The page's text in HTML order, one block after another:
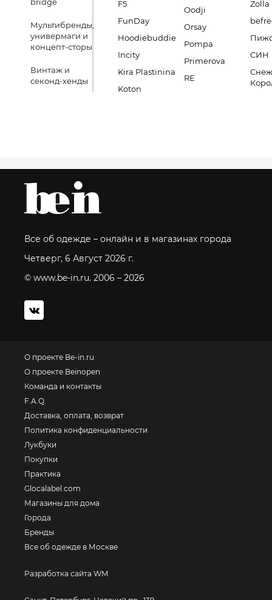
Мультибренды,
универмаги и
концепт-сторы
Винтаж и
секонд-хенды
F5
FunDay
Hoodiebuddie
Incity
Kira Plastinina
Koton
Oodji
Orsay
Pompa
Primerova
RE
Zolla
СИН
Все об одежде – онлайн и в магазинах города
Четверг, 6 Август 2026 г.
© www.be-in.ru. 2006 – 2026
О проекте Be-in.ru
О проекте Beinopen
Команда и контакты
F.A.Q.
Доставка, оплата, возврат
Политика конфиденциальности
Лукбуки
Покупки
Практика
Glocalabel.com
Магазины для дома
Города
Бренды
Все об одежде в Москве
Разработка сайта WM